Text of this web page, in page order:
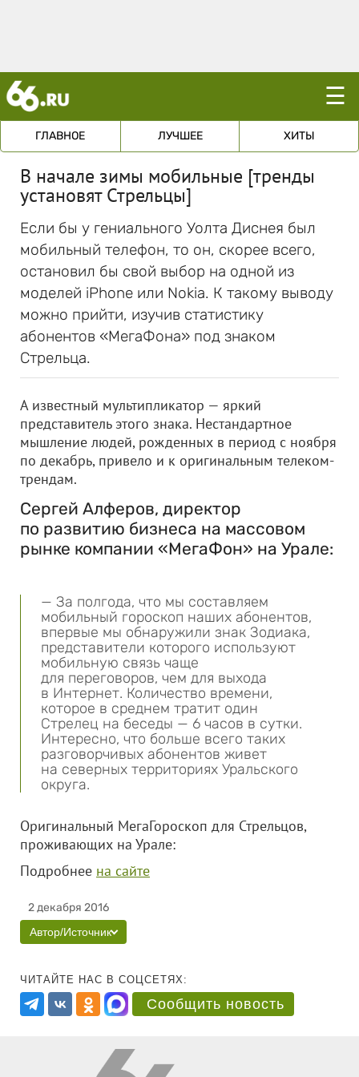
☰
ГЛАВНОЕ ЛУЧШЕЕ ХИТЫ
В начале зимы мобильные [тренды
установят Стрельцы]
Если бы у гениального Уолта Диснея был
мобильный телефон, то он, скорее всего,
остановил бы свой выбор на одной из
моделей iPhone или Nokia. К такому выводу
можно прийти, изучив статистику
абонентов «МегаФона» под знаком
Стрельца.
А известный мультипликатор — яркий
представитель этого знака. Нестандартное
мышление людей, рожденных в период с ноября
по декабрь, привело и к оригинальным телеком-
трендам.
Сергей Алферов, директор
по развитию бизнеса на массовом
рынке компании «МегаФон» на Урале:
— За полгода, что мы составляем
мобильный гороскоп наших абонентов,
впервые мы обнаружили знак Зодиака,
представители которого используют
мобильную связь чаще
для переговоров, чем для выхода
в Интернет. Количество времени,
которое в среднем тратит один
Стрелец на беседы — 6 часов в сутки.
Интересно, что больше всего таких
разговорчивых абонентов живет
на северных территориях Уральского
округа.
Оригинальный МегаГороскоп для Стрельцов,
проживающих на Урале:
Подробнее на сайте
2 декабря 2016
Автор/Источник
ЧИТАЙТЕ НАС В СОЦСЕТЯХ:
Сообщить новость